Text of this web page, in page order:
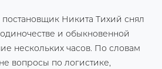
Никита Тихий снял
и обыкновенной
нескольких часов. По словам
вопросы по логистике,